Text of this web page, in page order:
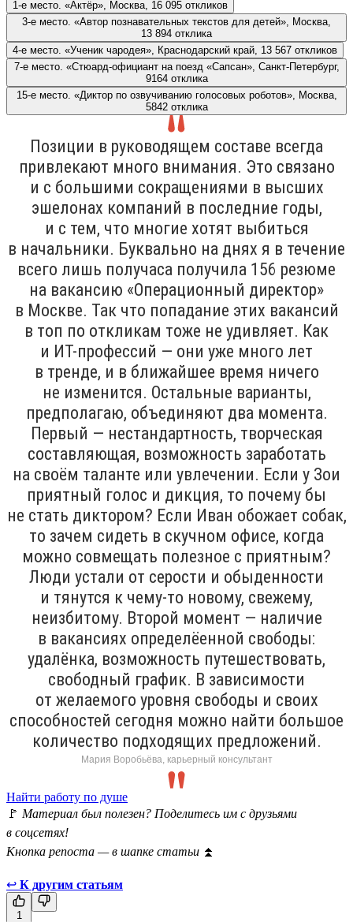
1-е место. «Актёр», Москва, 16 095 откликов
3-е место. «Автор познавательных текстов для детей», Москва,
13 894 отклика
4-е место. «Ученик чародея», Краснодарский край, 13 567 откликов
7-е место. «Стюард-официант на поезд «Сапсан», Санкт-Петербург,
9164 отклика
15-е место. «Диктор по озвучиванию голосовых роботов», Москва,
5842 отклика
Позиции в руководящем составе всегда
привлекают много внимания. Это связано
и с большими сокращениями в высших
эшелонах компаний в последние годы,
и с тем, что многие хотят выбиться
в начальники. Буквально на днях я в течение
всего лишь получаса получила 156 резюме
на вакансию «Операционный директор»
в Москве. Так что попадание этих вакансий
в топ по откликам тоже не удивляет. Как
и ИТ-профессий — они уже много лет
в тренде, и в ближайшее время ничего
не изменится. Остальные варианты,
предполагаю, объединяют два момента.
Первый — нестандартность, творческая
составляющая, возможность заработать
на своём таланте или увлечении. Если у Зои
приятный голос и дикция, то почему бы
не стать диктором? Если Иван обожает собак,
то зачем сидеть в скучном офисе, когда
можно совмещать полезное с приятным?
Люди устали от серости и обыденности
и тянутся к чему-то новому, свежему,
неизбитому. Второй момент — наличие
в вакансиях определёенной свободы:
удалёнка, возможность путешествовать,
свободный график. В зависимости
от желаемого уровня свободы и своих
способностей сегодня можно найти большое
количество подходящих предложений.
Мария Воробьёва, карьерный консультант
Найти работу по душе
🚩 Материал был полезен? Поделитесь им с друзьями
в соцсетях!
Кнопка репоста — в шапке статьи ⏫
↩ К другим статьям
1